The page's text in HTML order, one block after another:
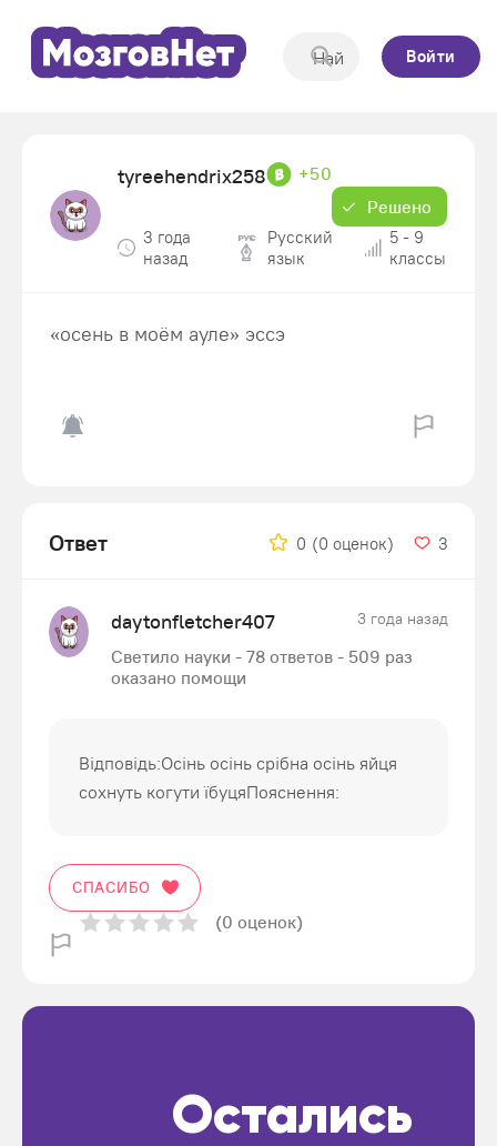
Войти
tyreehendrix258
+50
Решено
3 года
назад
Русский
язык
5 - 9
классы
«осень в моём ауле» эссэ
Ответ 0 (0 оценок) 3
daytonfletcher407 3 года назад
Светило науки - 78 ответов - 509 раз
оказано помощи
Відповідь:Осінь осінь срібна осінь яйця
сохнуть когути їбуцяПояснення:
СПАСИБО
(0 оценок)
Остались